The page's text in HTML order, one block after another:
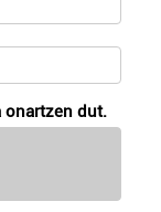
onartzen dut.